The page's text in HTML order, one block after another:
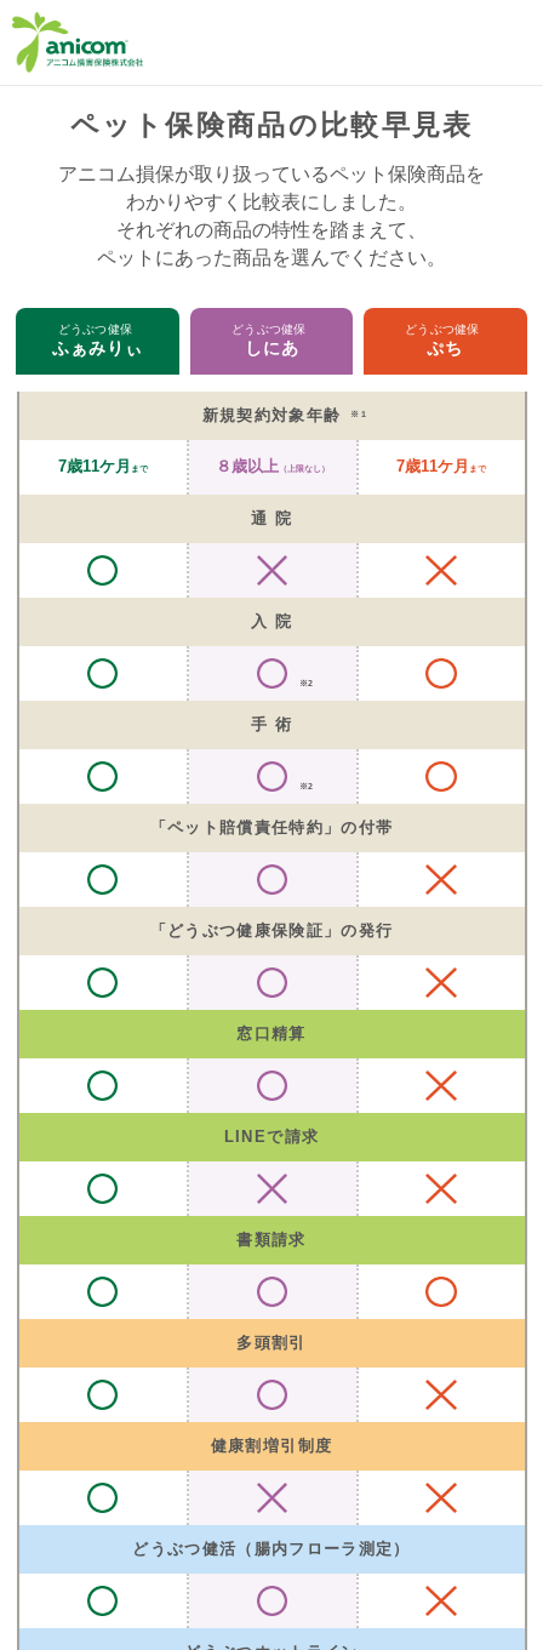
ペット保険商品の比較早見表
アニコム損保が取り扱っているペット保険商品を
わかりやすく比較表にしました。
それぞれの商品の特性を踏まえて、
ペットにあった商品を選んでください。
どうぶつ健保
ふぁみりぃ
どうぶつ健保
しにあ
どうぶつ健保
ぷち
新規契約対象年齢 ※1
7歳11ケ月 まで ８歳以上 （上限なし） 7歳11ケ月 まで
通 院
入 院
※2
手 術
※2
「ペット賠償責任特約」の付帯
「どうぶつ健康保険証」の発行
窓口精算
LINEで請求
書類請求
多頭割引
健康割増引制度
どうぶつ健活（腸内フローラ測定）